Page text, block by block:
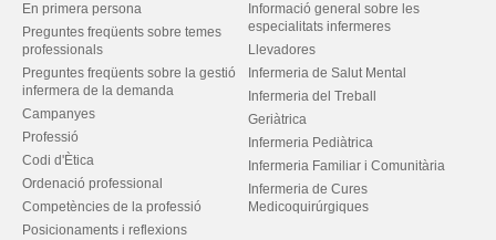
En primera persona
Preguntes freqüents sobre temes
professionals
Preguntes freqüents sobre la gestió
infermera de la demanda
Campanyes
Professió
Codi d'Ètica
Ordenació professional
Competències de la professió
Posicionaments i reflexions
Informació general sobre les
especialitats infermeres
Llevadores
Infermeria de Salut Mental
Infermeria del Treball
Geriàtrica
Infermeria Pediàtrica
Infermeria Familiar i Comunitària
Infermeria de Cures
Medicoquirúrgiques